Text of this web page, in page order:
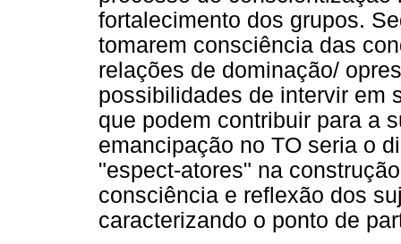
fortalecimento dos grupos.
tomarem consciência das
relações de dominação/
possibilidades de intervir em
que podem contribuir para a
emancipação no TO seria o
"espect-atores" na
consciência e reflexão dos
caracterizando o ponto de